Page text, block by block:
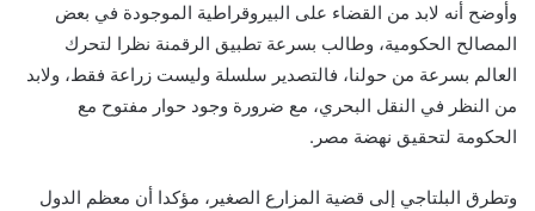
وأوضح أنه لابد من القضاء على البيروقراطية الموجودة في بعض
المصالح الحكومية، وطالب بسرعة تطبيق الرقمنة نظرا لتحرك
العالم بسرعة من حولنا، فالتصدير سلسلة وليست زراعة فقط، ولابد
من النظر في النقل البحري، مع ضرورة وجود حوار مفتوح مع
الحكومة لتحقيق نهضة مصر .
وتطرق البلتاجي إلى قضية المزارع الصغير، مؤكدا أن معظم الدول